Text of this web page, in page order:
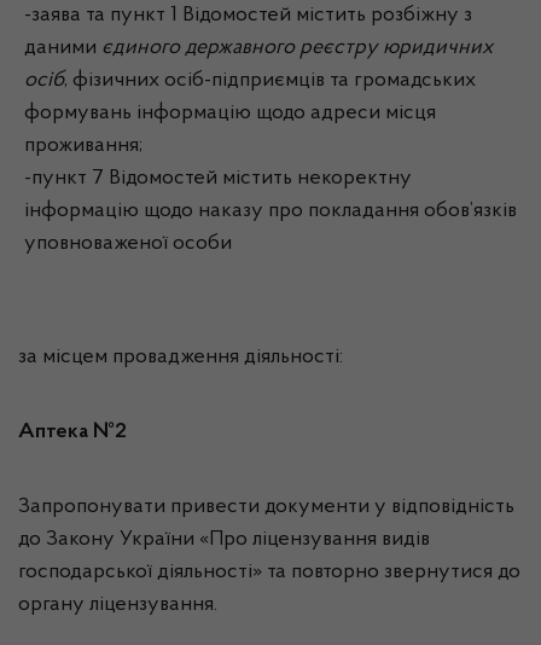
-заява та пункт 1 Відомостей містить розбіжну з
даними єдиного державного реєстру юридичних
осіб, фізичних осіб-підприємців та громадських
формувань інформацію щодо адреси місця
проживання;
-пункт 7 Відомостей містить некоректну
інформацію щодо наказу про покладання обов’язків
уповноваженої особи
за місцем провадження діяльності:
Аптека №2
Запропонувати привести документи у відповідність
до Закону України «Про ліцензування видів
господарської діяльності» та повторно звернутися до
органу ліцензування.